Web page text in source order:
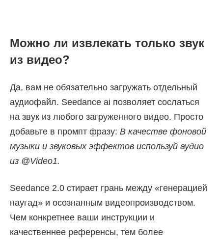
Можно ли извлекать только звук
из видео?
Да, вам не обязательно загружать отдельный
аудиофайл. Seedance ai позволяет сослаться
на звук из любого загруженного видео. Просто
добавьте в промпт фразу: В качестве фоновой
музыки и звуковых эффектов используй аудио
из @Video1.
Seedance 2.0 стирает грань между «генерацией
наугад» и осознанным видеопроизводством.
Чем конкретнее ваши инструкции и
качественнее референсы, тем более